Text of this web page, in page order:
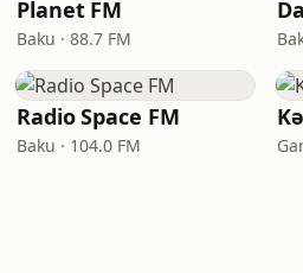
Planet FM
Baku · 88.7 FM
Radio Space FM
Baku · 104.0 FM